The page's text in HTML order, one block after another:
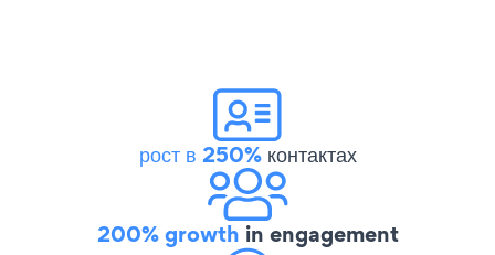
рост в 250%контактах
200% growth in engagement